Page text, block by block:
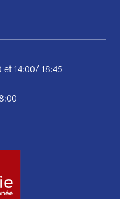
et 14:00/ 18:45